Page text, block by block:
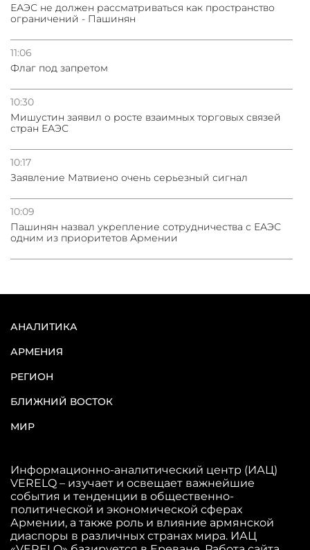
ЕАЭС не должен рассматриваться как пространство
ограничений - Пашинян
11:06
Флаг под запретом
10:30
Мишустин заявил о росте взаимных торговых связей
стран ЕАЭС
10:17
Заявление Матвиено очень серьезный сигнал
10:09
Пашинян назвал укрепление сотрудничества с ЕАЭС
одним из приоритетов Армении
АНАЛИТИКА
АРМЕНИЯ
РЕГИОН
БЛИЖНИЙ ВОСТОК
МИР
Информационно-аналитический центр (ИАЦ)
VERELQ – изучает и освещает важнейшие
события и тенденции в общественно-
политической и экономической сферах
Армении, а также роль и влияние армянской
диаспоры в различных странах мира. ИАЦ